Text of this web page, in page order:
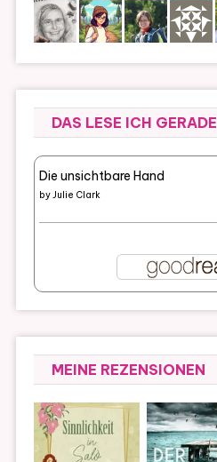
DAS LESE ICH GERADE
Die unsichtbare Hand
byJulie Clark
MEINE REZENSIONEN